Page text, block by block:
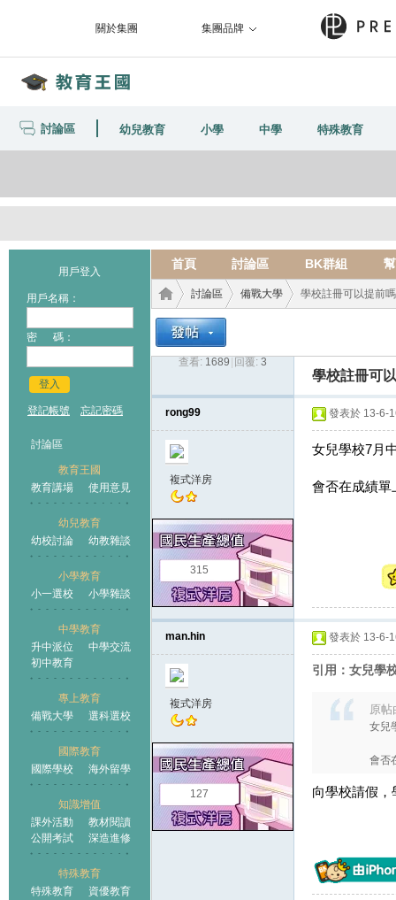
關於集團 集團品牌
討論區 幼兒教育 小學 中學 特殊教育
用戶登入
用戶名稱：
密 碼：
登入
登記帳號 忘記密碼
討論區
教育王國
教育講場
使用意見
幼兒教育
幼校討論
幼教雜談
小學教育
小一選校
小學雜談
中學教育
升中派位
中學交流
初中教育
專上教育
備戰大學
選科選校
國際教育
國際學校
海外留學
知識增值
課外活動
教材閱讀
公開考試
深造進修
特殊教育
特殊教育
資優教育
首頁 討論區 BK群組
王國
討論區
›
備戰大學 學校註冊可以提前
查看: 1689 回覆: 3
學校註冊可
rong99
複式洋房
315
發表於 13-6-
女兒學校7月
會否在成績單
man.hin
複式洋房
127
發表於 13-6-
引用：女兒學
原
女兒
會否
向學校請假